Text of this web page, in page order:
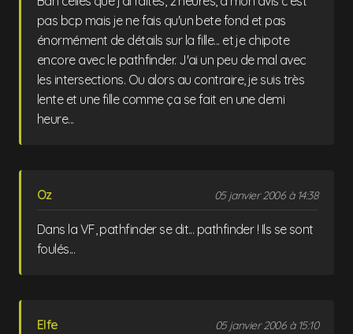
pas bcp mais je ne fais qu'un bete fond et pas
énormément de détails sur la fille... et je chipote
encore avec le pathfinder. J'ai un peu de mal avec
les intersections. Ou alors au contraire, je suis très
lente et une fille comme ça se fait en une demi
heure...
Oz 05 janvier 2006 à 14:38
Dans la VF, pathfinder se dit... pathfinder ! Ils se sont
foulés...
Elfe 05 janvier 2006 à 15:10